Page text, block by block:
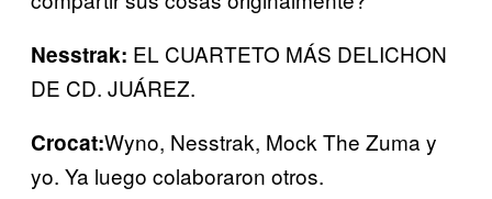
Nesstrak: EL CUARTETO MÁS DELICHON
DE CD. JUÁREZ.
Crocat:Wyno, Nesstrak, Mock The Zuma y
yo. Ya luego colaboraron otros.